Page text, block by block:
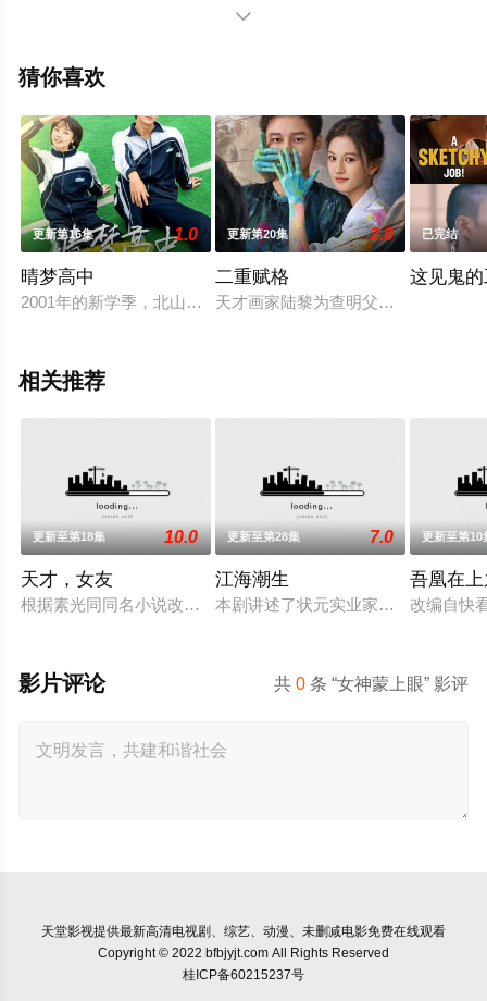
明星精彩演绎的大陆电视剧，手机免费观看高清无删减完
豆瓣电视剧、电视猫或剧情网等平台了解。

猜你喜欢
更新第16集 1.0
晴梦高中
2001年的新学季，北山中学迎来了一批新生，高一二班的女生
更新第20集 2.0
二重赋格
天才画家陆黎为查明父母遇害真相，
已完结
这见鬼
相关推荐
更新至第18集 10.0
天才，女友
根据素光同同名小说改编。江逾白长大以后，林知夏忽然对他说
更新至第28集 7.0
江海潮生
本剧讲述了状元实业家张謇创办大生
更新至第10
吾凰在
改编自快
共0 条 “女神蒙上眼” 影评
影片评论
天堂影视提供最新高清电视剧、综艺、动漫、未删减电影免费在线观看
Copyright © 2022 bfbjyjt.com All Rights Reserved
桂ICP备60215237号